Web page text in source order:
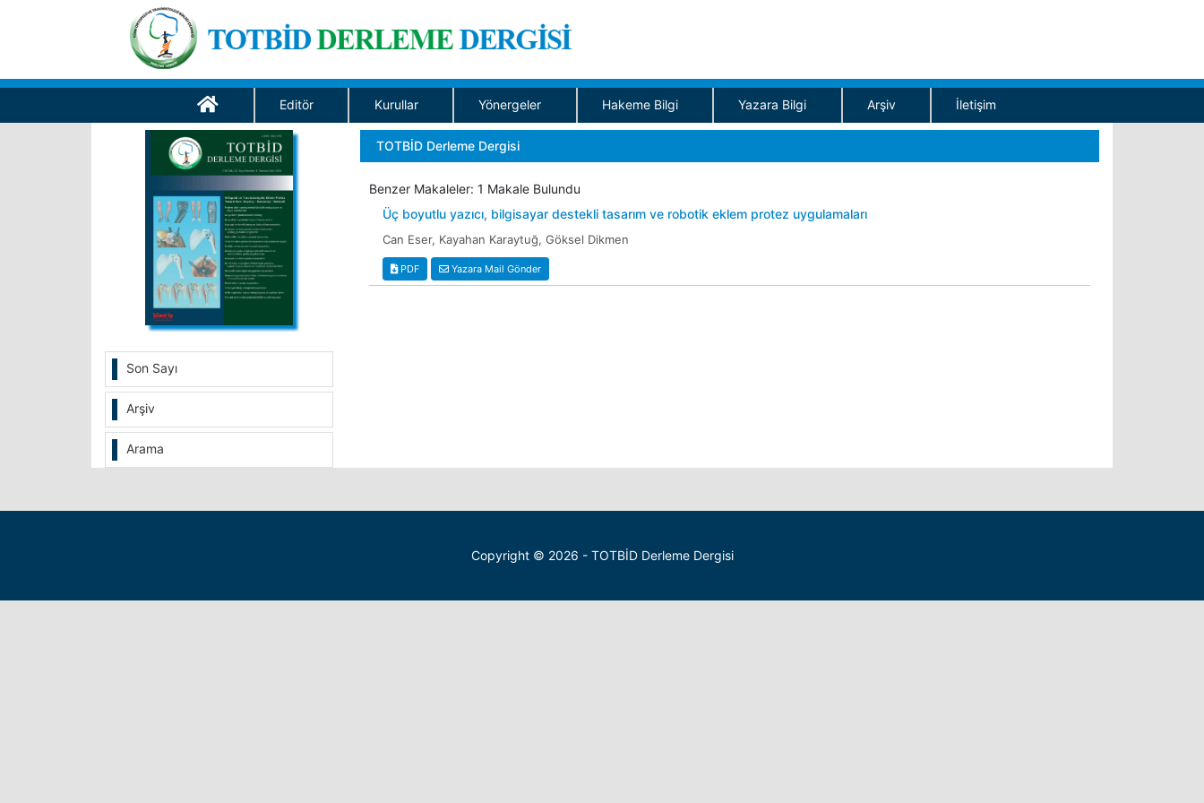
Editör Kurullar Yönergeler Hakeme Bilgi Yazara Bilgi Arşiv İletişim
Son Sayı
Arşiv
Arama
TOTBİD Derleme Dergisi
Benzer Makaleler: 1 Makale Bulundu
Üç boyutlu yazıcı, bilgisayar destekli tasarım ve robotik eklem protez uygulamaları
Can Eser, Kayahan Karaytuğ, Göksel Dikmen
PDF Yazara Mail Gönder
Copyright © 2026 - TOTBİD Derleme Dergisi